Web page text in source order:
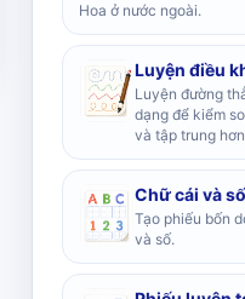
Hoa ở nước ngoài.
Luyện điều
Luyện đường
dạng để kiểm
và tập trung
Chữ cái và số
Tạo phiếu bốn
và số.